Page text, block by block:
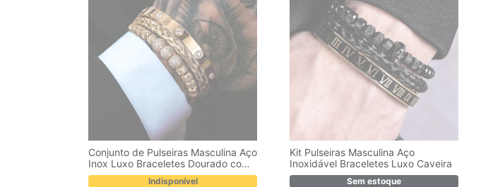
Conjunto de Pulseiras Masculina Aço
Inox Luxo Braceletes Dourado com
Strass Kit
Indisponível
Kit Pulseiras Masculina Aço
Inoxidável Braceletes Luxo Caveira
Sem estoque